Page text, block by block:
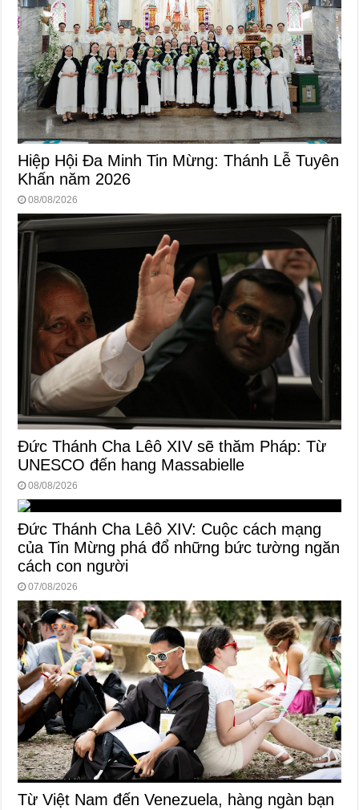
Hiệp Hội Đa Minh Tin Mừng: Thánh Lễ Tuyên
Khấn năm 2026
08/08/2026
Đức Thánh Cha Lêô XIV sẽ thăm Pháp: Từ
UNESCO đến hang Massabielle
08/08/2026
Đức Thánh Cha Lêô XIV: Cuộc cách mạng
của Tin Mừng phá đổ những bức tường ngăn
cách con người
07/08/2026
Từ Việt Nam đến Venezuela, hàng ngàn bạn